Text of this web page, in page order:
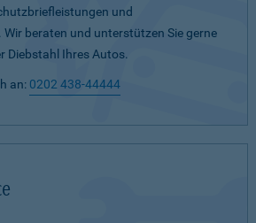
und
beraten und unterstützen Sie gerne
Diebstahl Ihres Autos.
an: 0202 438-44444